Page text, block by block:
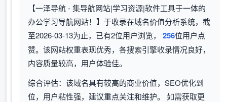
【一泽导航 - 集导航网站|学习资源|软件工具于一体的
办公学习导航网站！】于收录在域名价值分析系统，截
至2026-03-13为止，已有2位用户浏览， 256位用户点
赞。该网站权重表现优秀，各搜索引擎收录情况良好，
内容质量较高，用户体验佳。
综合评估：该域名具有较高的商业价值，SEO优化到
位，用户粘性强，建议重点关注和维护。 如需获取更